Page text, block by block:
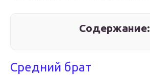
Содержание:
Средний брат